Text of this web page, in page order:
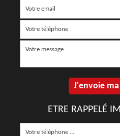
ETRE RAPPELÉ